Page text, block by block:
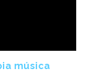
música